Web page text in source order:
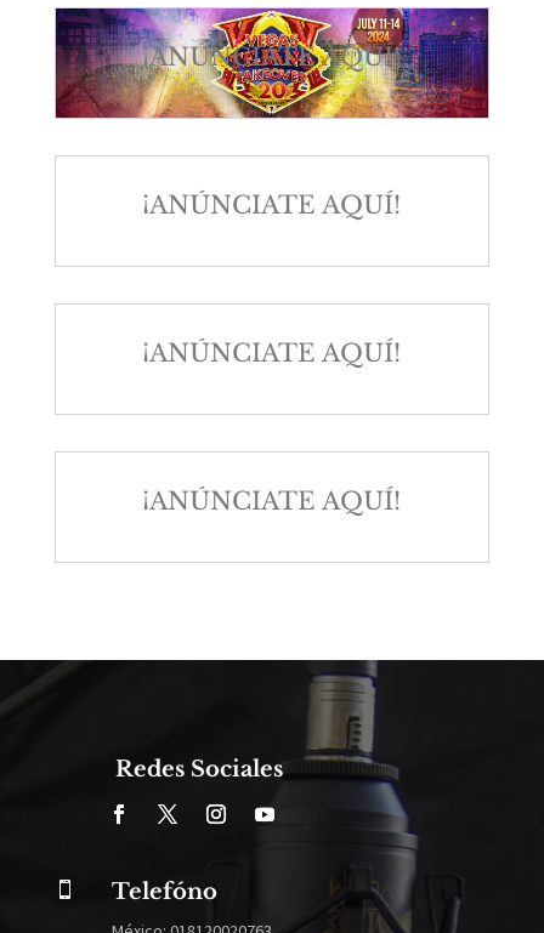
¡ANÚNCIATE AQUÍ!
¡ANÚNCIATE AQUÍ!
¡ANÚNCIATE AQUÍ!
¡ANÚNCIATE AQUÍ!
Redes Sociales
 Telefóno